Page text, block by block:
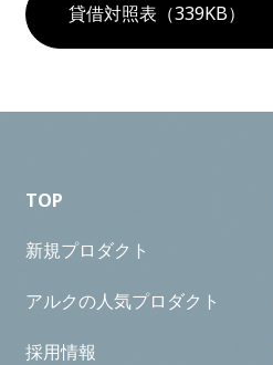
貸借対照表（339KB）
TOP
新規プロダクト
アルクの人気プロダクト
採用情報